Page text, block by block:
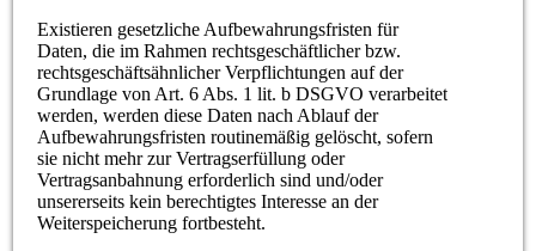
Existieren gesetzliche Aufbewahrungsfristen für
Daten, die im Rahmen rechtsgeschäftlicher bzw.
rechtsgeschäftsähnlicher Verpflichtungen auf der
Grundlage von Art. 6 Abs. 1 lit. b DSGVO verarbeitet
werden, werden diese Daten nach Ablauf der
Aufbewahrungsfristen routinemäßig gelöscht, sofern
sie nicht mehr zur Vertragserfüllung oder
Vertragsanbahnung erforderlich sind und/oder
unsererseits kein berechtigtes Interesse an der
Weiterspeicherung fortbesteht.